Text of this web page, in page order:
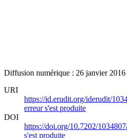
Diffusion numérique : 26 janvier 2016
URI
https://id.erudit.org/iderudit/
erreur s'est produite
DOI
https://doi.org/10.7202/
s'est produite